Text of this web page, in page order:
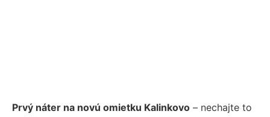
Prvý náter na novú omietku Kalinkovo – nechajte to